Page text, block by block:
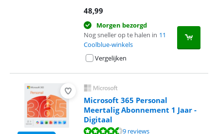
48,99
Morgen bezorgd
Nog sneller op te halen in 11
Coolblue-winkels
Vergelijken
Microsoft 365 Personal
Meertalig Abonnement 1 Jaar -
Digitaal
Beoordeling is 9,1 van de 10, gebaseerd op 9 reviews.
9 reviews